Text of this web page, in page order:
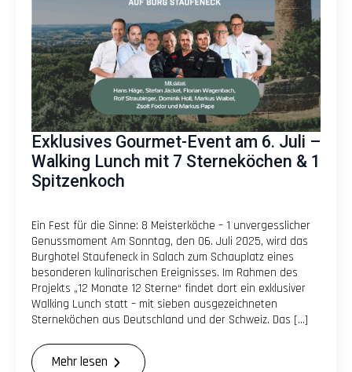
Exklusives Gourmet-Event am 6. Juli –
Walking Lunch mit 7 Sterneköchen & 1
Spitzenkoch
Ein Fest für die Sinne: 8 Meisterköche – 1 unvergesslicher
Genussmoment Am Sonntag, den 06. Juli 2025, wird das
Burghotel Staufeneck in Salach zum Schauplatz eines
besonderen kulinarischen Ereignisses. Im Rahmen des
Projekts „12 Monate 12 Sterne“ findet dort ein exklusiver
Walking Lunch statt – mit sieben ausgezeichneten
Sterneköchen aus Deutschland und der Schweiz. Das […]
Mehr lesen